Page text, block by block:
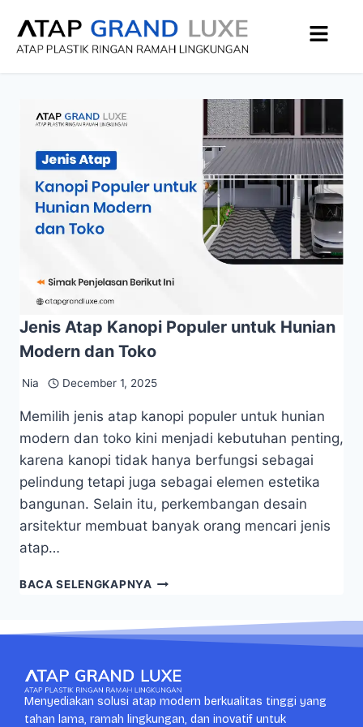
Jenis Atap Kanopi Populer untuk Hunian
Modern dan Toko
Nia December 1, 2025
Memilih jenis atap kanopi populer untuk hunian
modern dan toko kini menjadi kebutuhan penting,
karena kanopi tidak hanya berfungsi sebagai
pelindung tetapi juga sebagai elemen estetika
bangunan. Selain itu, perkembangan desain
arsitektur membuat banyak orang mencari jenis
atap…
BACA SELENGKAPNYA
Menyediakan solusi atap modern berkualitas tinggi yang
tahan lama, ramah lingkungan, dan inovatif untuk